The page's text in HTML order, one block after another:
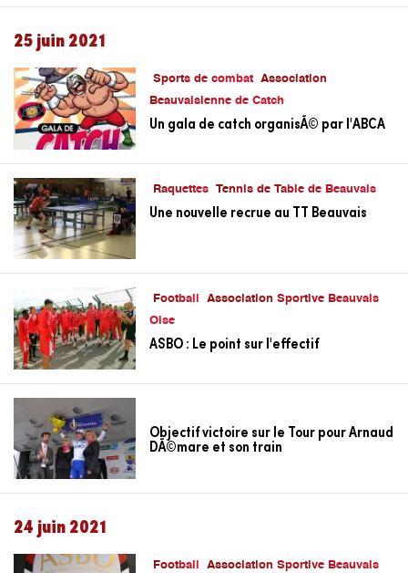
25 juin 2021
Sports de combat
Association
Beauvaisienne de Catch
Un gala de catch organisÃ© par l'ABCA
Raquettes Tennis de Table de Beauvais
Une nouvelle recrue au TT Beauvais
Football
Association Sportive Beauvais
Oise
ASBO : Le point sur l'effectif
Objectif victoire sur le Tour pour Arnaud
DÃ©mare et son train
24 juin 2021
Football
Association Sportive Beauvais